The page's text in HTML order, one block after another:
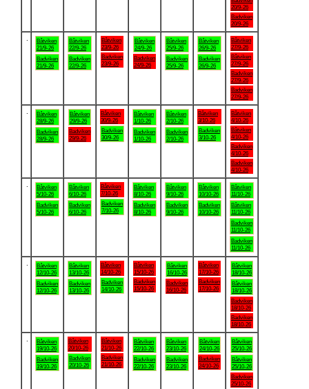
20/9-26
Badviken
20/9-26
Båtviken
21/9-26
Badviken
21/9-26
Båtviken
22/9-26
Badviken
22/9-26
Båtviken
23/9-26
Badviken
23/9-26
Båtviken
24/9-26
Badviken
24/9-26
Båtviken
25/9-26
Badviken
25/9-26
Båtviken
26/9-26
Badviken
26/9-26
Båtviken
27/9-26
Båtviken
27/9-26
Badviken
27/9-26
Badviken
27/9-26
Båtviken
28/9-26
Badviken
28/9-26
Båtviken
29/9-26
Badviken
29/9-26
Båtviken
30/9-26
Badviken
30/9-26
Båtviken
1/10-26
Badviken
1/10-26
Båtviken
2/10-26
Badviken
2/10-26
Båtviken
3/10-26
Badviken
3/10-26
Båtviken
4/10-26
Båtviken
4/10-26
Badviken
4/10-26
Badviken
4/10-26
Båtviken
5/10-26
Badviken
5/10-26
Båtviken
6/10-26
Badviken
6/10-26
Båtviken
7/10-26
Badviken
7/10-26
Båtviken
8/10-26
Badviken
8/10-26
Båtviken
9/10-26
Badviken
9/10-26
Båtviken
10/10-26
Badviken
10/10-26
Båtviken
11/10-26
Båtviken
11/10-26
Badviken
11/10-26
Badviken
11/10-26
Båtviken
12/10-26
Badviken
12/10-26
Båtviken
13/10-26
Badviken
13/10-26
Båtviken
14/10-26
Badviken
14/10-26
Båtviken
15/10-26
Badviken
15/10-26
Båtviken
16/10-26
Badviken
16/10-26
Båtviken
17/10-26
Badviken
17/10-26
Båtviken
18/10-26
Båtviken
18/10-26
Badviken
18/10-26
Badviken
18/10-26
Båtviken
19/10-26
Badviken
19/10-26
Båtviken
20/10-26
Badviken
20/10-26
Båtviken
21/10-26
Badviken
21/10-26
Båtviken
22/10-26
Badviken
22/10-26
Båtviken
23/10-26
Badviken
23/10-26
Båtviken
24/10-26
Badviken
24/10-26
Båtviken
25/10-26
Båtviken
25/10-26
Badviken
25/10-26